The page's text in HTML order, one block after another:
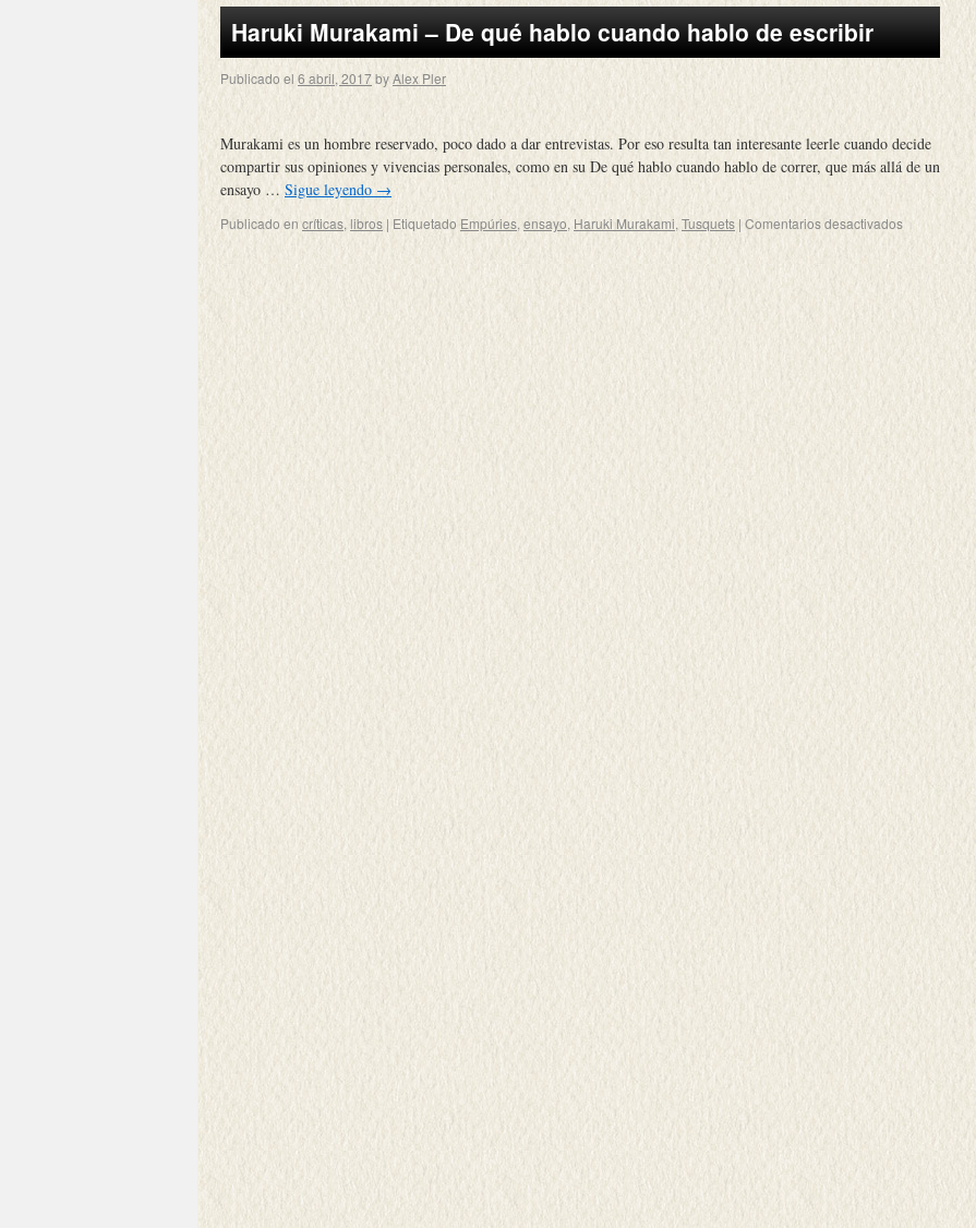
Haruki Murakami – De qué hablo cuando hablo de escribir
Publicado el 6 abril, 2017byAlex Pler
Murakami es un hombre reservado, poco dado a dar entrevistas. Por eso resulta tan interesante leerle cuando decide
compartir sus opiniones y vivencias personales, como en su De qué hablo cuando hablo de correr, que más allá de un
ensayo … Sigue leyendo→
Publicado en críticas, libros | Etiquetado Empúries, ensayo, Haruki Murakami, Tusquets | Comentarios desactivados